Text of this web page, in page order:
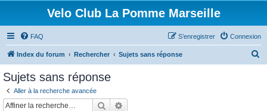
Velo Club La Pomme Marseille
FAQ Connexion
S’enregistrer
Index du forum Rechercher Sujets sans réponse
Sujets sans réponse
Aller à la recherche avancée
Rechercher